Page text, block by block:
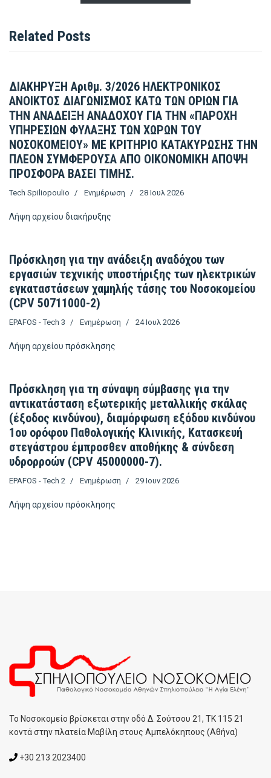
Related Posts
ΔΙΑΚΗΡΥΞΗ Αριθμ. 3/2026 ΗΛΕΚΤΡΟΝΙΚΟΣ
ΑΝΟΙΚΤΟΣ ΔΙΑΓΩΝΙΣΜΟΣ ΚΑΤΩ ΤΩΝ ΟΡΙΩΝ ΓΙΑ
ΤΗΝ ΑΝΑΔΕΙΞΗ ΑΝΑΔΟΧΟΥ ΓΙΑ ΤΗΝ «ΠΑΡΟΧΗ
ΥΠΗΡΕΣΙΩΝ ΦΥΛΑΞΗΣ ΤΩΝ ΧΩΡΩΝ ΤΟΥ
ΝΟΣΟΚΟΜΕΙΟΥ» ΜΕ ΚΡΙΤΗΡΙΟ ΚΑΤΑΚΥΡΩΣΗΣ ΤΗΝ
ΠΛΕΟΝ ΣΥΜΦΕΡΟΥΣΑ ΑΠΟ ΟΙΚΟΝΟΜΙΚΗ ΑΠΟΨΗ
ΠΡΟΣΦΟΡΑ ΒΑΣΕΙ ΤΙΜΗΣ.
Tech Spiliopoulio Ενημέρωση 28 Ιουλ 2026
Λήψη αρχείου διακήρυξης
Πρόσκληση για την ανάδειξη αναδόχου των
εργασιών τεχνικής υποστήριξης των ηλεκτρικών
εγκαταστάσεων χαμηλής τάσης του Νοσοκομείου
(CPV 50711000-2)
EPAFOS - Tech 3 Ενημέρωση 24 Ιουλ 2026
Λήψη αρχείου πρόσκλησης
Πρόσκληση για τη σύναψη σύμβασης για την
αντικατάσταση εξωτερικής μεταλλικής σκάλας
(έξοδος κινδύνου), διαμόρφωση εξόδου κινδύνου
1ου ορόφου Παθολογικής Κλινικής, Κατασκευή
στεγάστρου έμπροσθεν αποθήκης & σύνδεση
υδρορροών (CPV 45000000-7).
EPAFOS - Tech 2 Ενημέρωση 29 Ιουν 2026
Λήψη αρχείου πρόσκλησης
To Noσοκομείο βρίσκεται στην οδό Δ. Σούτσου 21, ΤΚ 115 21
κοντά στην πλατεία Μαβίλη στους Αμπελόκηπους (Αθήνα)
+30 213 2023400